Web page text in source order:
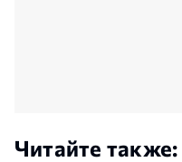
Читайте также: